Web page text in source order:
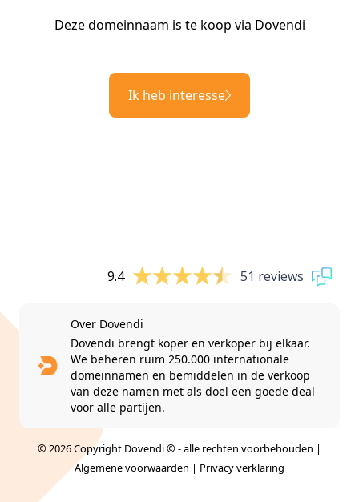
Deze domeinnaam is te koop via Dovendi
Ik heb interesse
9.4 51 reviews
Over Dovendi
Dovendi brengt koper en verkoper bij elkaar.
We beheren ruim 250.000 internationale
domeinnamen en bemiddelen in de verkoop
van deze namen met als doel een goede deal
voor alle partijen.
© 2026 Copyright Dovendi © - alle rechten voorbehouden |
Algemene voorwaarden | Privacy verklaring